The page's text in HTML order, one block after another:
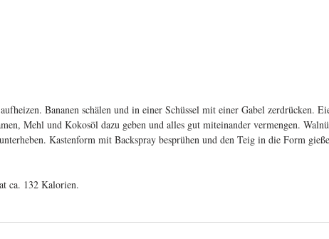
Bananen schälen und in einer Schüssel mit einer Gabel zerdrücken.
Mehl und Kokosöl dazu geben und alles gut miteinander vermengen.
Kastenform mit Backspray besprühen und den Teig in die Form
ca. 132 Kalorien.